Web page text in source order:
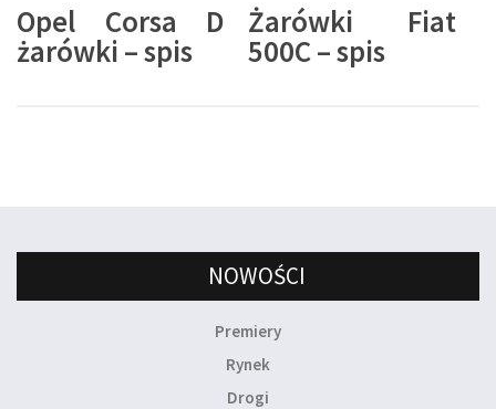
Opel Corsa D
żarówki – spis
Żarówki Fiat
500C – spis
NOWOŚCI
Premiery
Rynek
Drogi